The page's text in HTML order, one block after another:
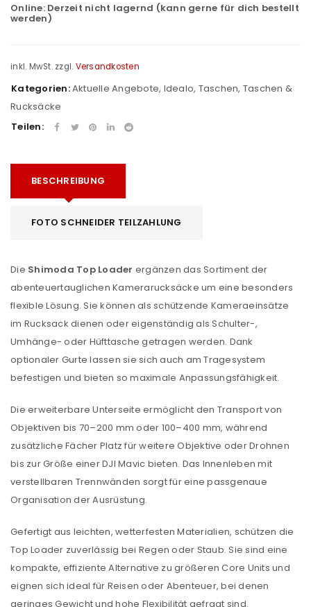
Online: Derzeit nicht lagernd (kann gerne für dich bestellt
werden)
inkl. MwSt. zzgl. Versandkosten
Kategorien:Aktuelle Angebote, Idealo, Taschen, Taschen &
Rucksäcke
Teilen:
BESCHREIBUNG
FOTO SCHNEIDER TEILZAHLUNG
Die Shimoda Top Loader ergänzen das Sortiment der
abenteuertauglichen Kamerarucksäcke um eine besonders
flexible Lösung. Sie können als schützende Kameraeinsätze
im Rucksack dienen oder eigenständig als Schulter-,
Umhänge- oder Hüfttasche getragen werden. Dank
optionaler Gurte lassen sie sich auch am Tragesystem
befestigen und bieten so maximale Anpassungsfähigkeit.
Die erweiterbare Unterseite ermöglicht den Transport von
Objektiven bis 70–200 mm oder 100–400 mm, während
zusätzliche Fächer Platz für weitere Objektive oder Drohnen
bis zur Größe einer DJI Mavic bieten. Das Innenleben mit
verstellbaren Trennwänden sorgt für eine passgenaue
Organisation der Ausrüstung.
Gefertigt aus leichten, wetterfesten Materialien, schützen die
Top Loader zuverlässig bei Regen oder Staub. Sie sind eine
kompakte, effiziente Alternative zu größeren Core Units und
eignen sich ideal für Reisen oder Abenteuer, bei denen
geringes Gewicht und hohe Flexibilität gefragt sind.